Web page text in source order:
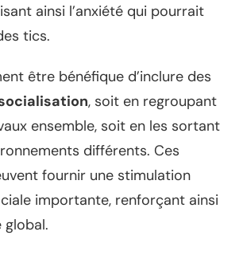
ainsi l’anxiété qui pourrait
tics.
être bénéfique d’inclure des
, soit en regroupant
ensemble, soit en les sortant
différents. Ces
fournir une stimulation
importante, renforçant ainsi